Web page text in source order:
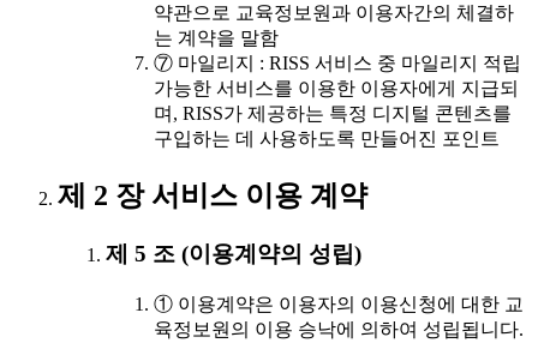
약관으로 교육정보원과 이용자간의 체결하
는 계약을 말함
⑦ 마일리지 : RISS 서비스 중 마일리지 적립
가능한 서비스를 이용한 이용자에게 지급되
며, RISS가 제공하는 특정 디지털 콘텐츠를
구입하는 데 사용하도록 만들어진 포인트
제 2 장 서비스 이용 계약
제 5 조 (이용계약의 성립)
① 이용계약은 이용자의 이용신청에 대한 교
육정보원의 이용 승낙에 의하여 성립됩니다.